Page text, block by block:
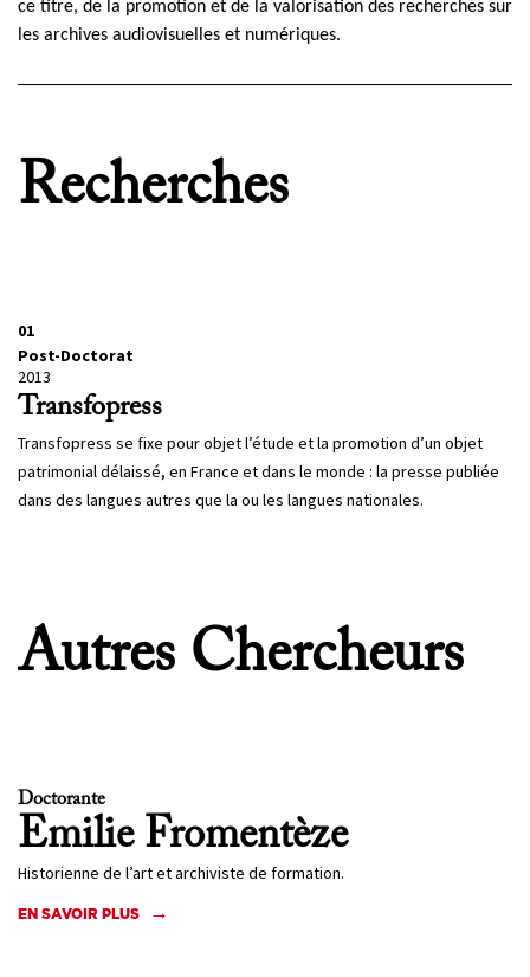
ce titre, de la promotion et de la valorisation des recherches sur
les archives audiovisuelles et numériques.
Recherches
01
Post-Doctorat
2013
Transfopress
Transfopress se fixe pour objet l’étude et la promotion d’un objet
patrimonial délaissé, en France et dans le monde : la presse publiée
dans des langues autres que la ou les langues nationales.
Autres Chercheurs
Doctorante
EmilieFromentèze
Historienne de l’art et archiviste de formation.
EN SAVOIR PLUS